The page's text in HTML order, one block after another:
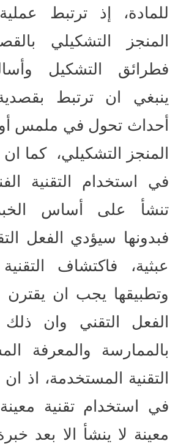
للمادة، إذ ترتبط
المنجز التشكيلي
فطرائق التشكيل
ينبغي ان ترتبط
أحداث تحول في ملمس
المنجز التشكيلي، كما
في استخدام التقنية
تنشأ على أساس
فبدونها سيؤدي الفعل
عبثية، فاكتشاف
وتطبيقها يجب ان يقترن
الفعل التقني وان ذلك
بالممارسة والمعرفة
التقنية المستخدمة، اذ
في استخدام تقنية
معينة لا ينشأ الا بعد